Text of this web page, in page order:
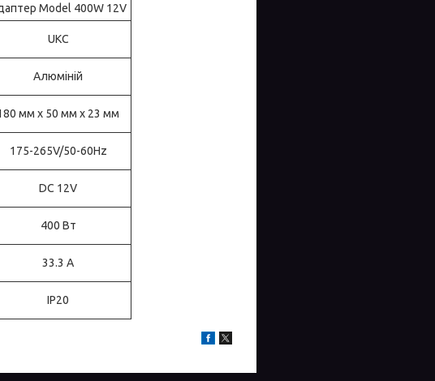
Model 400W 12V
UKC
Алюміній
мм х 50 мм х 23 мм
175-265V/50-60Hz
DC 12V
400 Вт
33.3 A
IP20